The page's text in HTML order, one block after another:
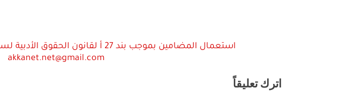
akkanet.net@gmail.com
اترك تعليقاً